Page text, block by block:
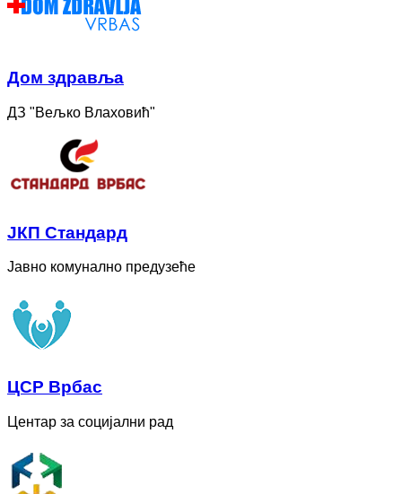
Дом здравља
ДЗ "Вељко Влаховић"
ЈКП Стандард
Јавно комунално предузеће
ЦСР Врбас
Центар за социјални рад